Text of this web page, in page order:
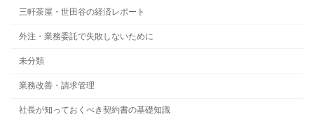
三軒茶屋・世田谷の経済レポート
外注・業務委託で失敗しないために
未分類
業務改善・請求管理
社長が知っておくべき契約書の基礎知識